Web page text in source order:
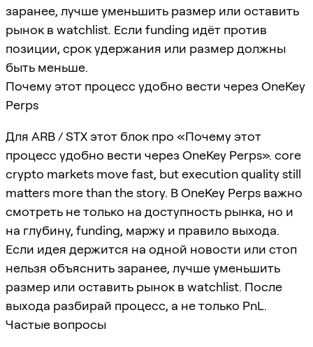
заранее, лучше уменьшить размер или оставить
рынок в watchlist. Если funding идёт против
позиции, срок удержания или размер должны
быть меньше.
Почему этот процесс удобно вести через OneKey
Perps
Для ARB / STX этот блок про «Почему этот
процесс удобно вести через OneKey Perps». core
crypto markets move fast, but execution quality still
matters more than the story. В OneKey Perps важно
смотреть не только на доступность рынка, но и
на глубину, funding, маржу и правило выхода.
Если идея держится на одной новости или стоп
нельзя объяснить заранее, лучше уменьшить
размер или оставить рынок в watchlist. После
выхода разбирай процесс, а не только PnL.
Частые вопросы